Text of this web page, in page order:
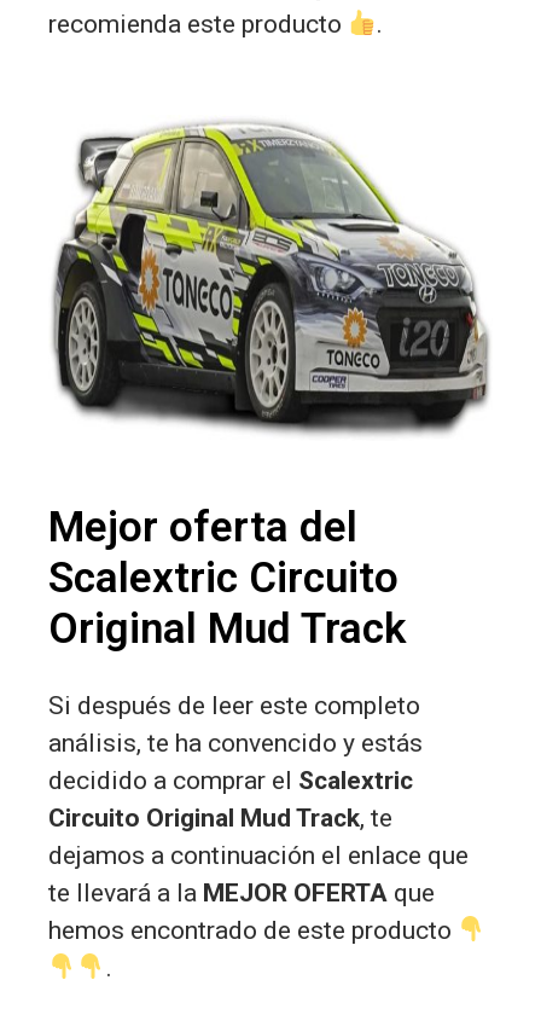
recomienda este producto
.
Mejor oferta del
Scalextric Circuito
Original Mud Track
Si después de leer este completo
análisis, te ha convencido y estás
decidido a comprar el Scalextric
Circuito Original Mud Track, te
dejamos a continuación el enlace que
te llevará a la MEJOR OFERTA que
hemos encontrado de este producto
.